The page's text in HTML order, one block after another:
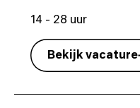
14 - 28 uur
Bekijk vacature